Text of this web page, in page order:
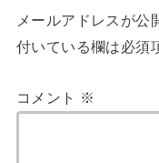
メールアドレスが公
付いている欄は必須
コメント ※